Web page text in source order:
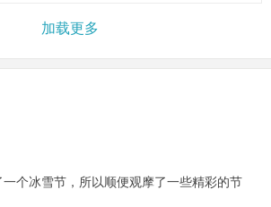
加载更多
个冰雪节，所以顺便观摩了一些精彩的节